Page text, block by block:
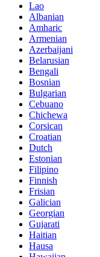
Lao
Albanian
Amharic
Armenian
Azerbaijani
Belarusian
Bengali
Bosnian
Bulgarian
Cebuano
Chichewa
Corsican
Croatian
Dutch
Estonian
Filipino
Finnish
Frisian
Galician
Georgian
Gujarati
Haitian
Hausa